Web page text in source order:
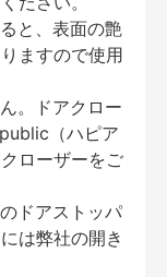
と、表面の艶
ますので使用
。ドアクロー
（ハピア
ローザーをご
ドアストッパ
は弊社の開き